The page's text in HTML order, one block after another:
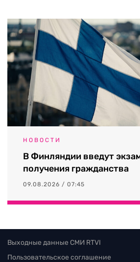
НОВОСТИ
В Финляндии введут
получения гражданства
09.08.2026 / 07:45
Выходные данные СМИ RTVI
Пользовательское соглашение